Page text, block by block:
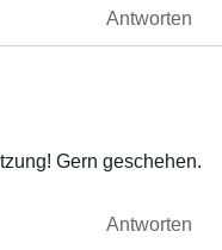
Antworten
Gern geschehen.
Antworten